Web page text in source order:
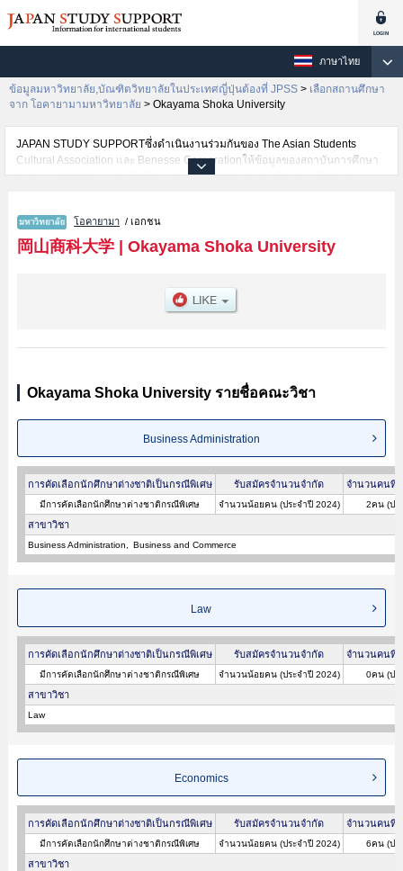
ภาษาไทย
ข้อมูลมหาวิทยาลัย,บัณฑิตวิทยาลัยในประเทศญี่ปุ่นต้องที่ JPSS > เลือกสถานศึกษา
จาก โอคายามามหาวิทยาลัย > Okayama Shoka University
JAPAN STUDY SUPPORTซึ่งดำเนินงานร่วมกันของ The Asian Students
Cultural Association และ Benesse Corporationให้ข้อมูลของสถาบันการศึกษา
ระดับมหาวิทยาลัย・บัณฑิตวิทยาลัย・วิทยาลัยระดับอนุปริญญา・วิทยาลัย
นักศึกษาต่างชาติเช่นข้อมูลของแต่ละคณะ,ข้อมูลการสอบคัดเลือกเข้าศึกษาเช่น
จำนวนคนที่รับสมัครหรือจำนวนคนที่ผ่านการสอบคัดเลือกเป็นต้น,แนะนำสถาน
ที่,การเดินทางเป็นต้นไว้ด้วยดังนั้นขอเชิญใช้บริการค้นหาข้อมูลตามอัธยาศัย
โอคายามา / เอกชน
岡山商科大学| Okayama Shoka University
Okayama Shoka University รายชื่อคณะวิชา
Business Administration
การคัดเลือกนักศึกษาต่างชาติเป็นกรณีพิเศษ รับสมัครจำนวนจำกัด จำนวนคนที่
มีการคัดเลือกนักศึกษาต่างชาติกรณีพิเศษ จำนวนน้อยคน (ประจำปี 2024) 2คน (ปร
สาขาวิชา
Business Administration Business and Commerce
Law
การคัดเลือกนักศึกษาต่างชาติเป็นกรณีพิเศษ รับสมัครจำนวนจำกัด จำนวนคนที่
มีการคัดเลือกนักศึกษาต่างชาติกรณีพิเศษ จำนวนน้อยคน (ประจำปี 2024) 0คน (ปร
สาขาวิชา
Law
Economics
การคัดเลือกนักศึกษาต่างชาติเป็นกรณีพิเศษ รับสมัครจำนวนจำกัด จำนวนคนที่
มีการคัดเลือกนักศึกษาต่างชาติกรณีพิเศษ จำนวนน้อยคน (ประจำปี 2024) 6คน (ปร
สาขาวิชา